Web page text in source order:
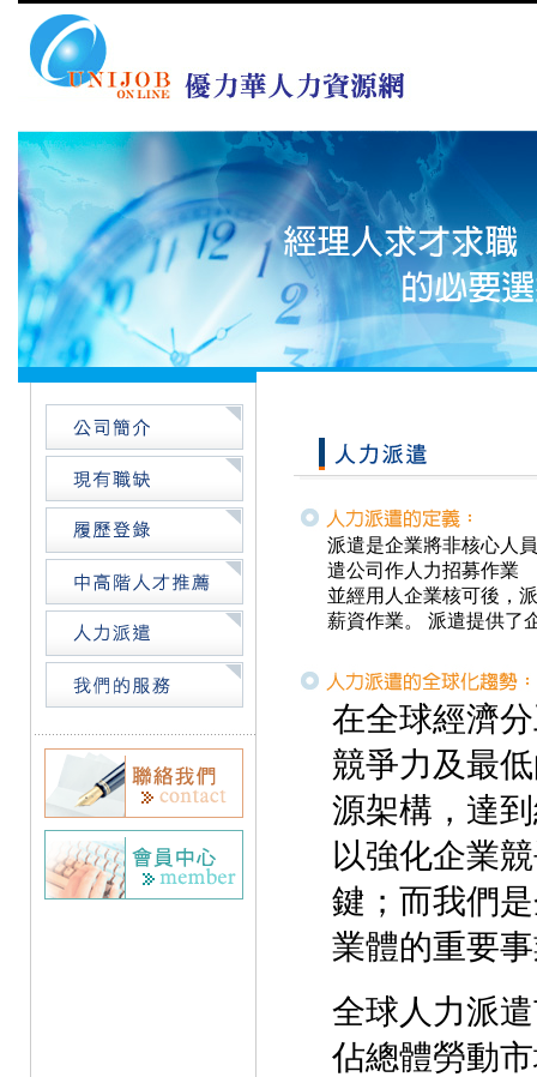
派遣是企業將非核心人
遣公司作人力招募作業
並經用人企業核可後，
薪資作業。 派遣提供了
在全球經濟
競爭力及最
源架構，達
以強化企業
鍵；而我們
業體的重要
全球人力派
佔總體勞動